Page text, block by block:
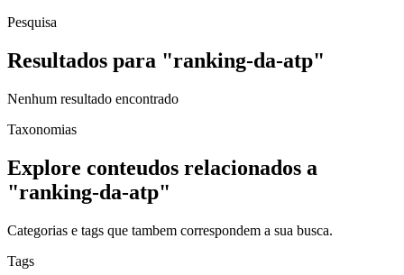
Pesquisa
Resultados para "ranking-da-atp"
Nenhum resultado encontrado
Taxonomias
Explore conteudos relacionados a
"ranking-da-atp"
Categorias e tags que tambem correspondem a sua busca.
Tags